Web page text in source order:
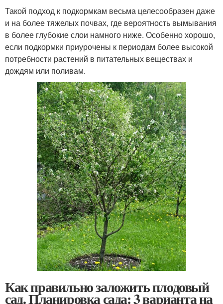
Такой подход к подкормкам весьма целесообразен даже
и на более тяжелых почвах, где вероятность вымывания
в более глубокие слои намного ниже. Особенно хорошо,
если подкормки приурочены к периодам более высокой
потребности растений в питательных веществах и
дождям или поливам.
Как правильно заложить плодовый
сад. Планировка сада: 3 варианта на